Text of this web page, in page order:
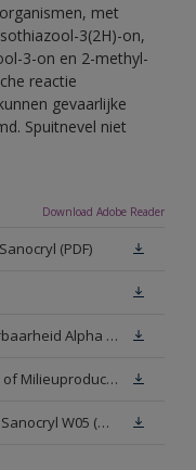
met
3(2H)-on,
3-on en 2-methyl-
reactie
gevaarlijke
Spuitnevel niet
Download Adobe Reader
(PDF)
Technical Report decontamineerbaarheid Alpha Sanocryl
Sikkens Interior Wallpaints - EPD of Milieuproductverklaring
Veiligheidsinformatieblad Alpha Sanocryl W05 (MSDS)